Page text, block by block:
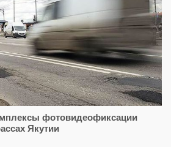
фотовидеофиксации
Якутии